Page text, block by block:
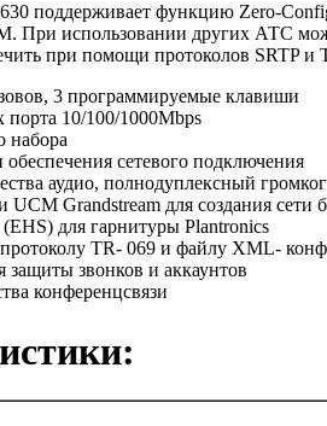
поддерживает функцию Zero-
При использовании других АТС
при помощи протоколов SRTP и
3 программируемые клавиши
10/100/1000Mbps
набора
сетевого подключения
аудио, полнодуплексный
Grandstream для создания сети
для гарнитуры Plantronics
TR- 069 и файлу XML-
звонков и аккаунтов
конференцсвязи